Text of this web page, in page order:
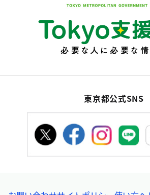
東京都公式SNS